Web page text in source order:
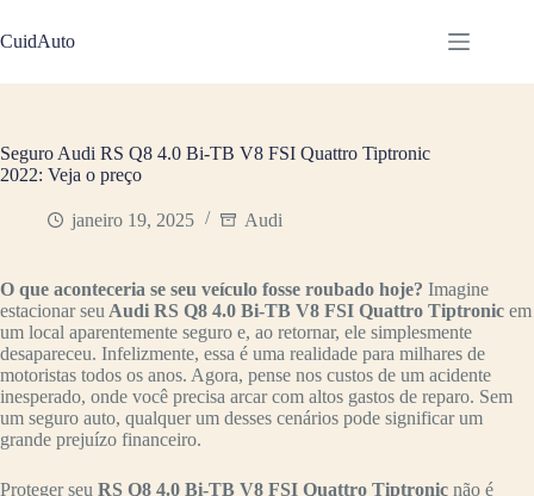
para
o
CuidAuto
Seguro Audi RS Q8 4.0 Bi-TB V8 FSI Quattro Tiptronic
2022: Veja o preço
janeiro 19, 2025 Audi
O que aconteceria se seu veículo fosse roubado hoje? Imagine
estacionar seu Audi RS Q8 4.0 Bi-TB V8 FSI Quattro Tiptronic em
um local aparentemente seguro e, ao retornar, ele simplesmente
desapareceu. Infelizmente, essa é uma realidade para milhares de
motoristas todos os anos. Agora, pense nos custos de um acidente
inesperado, onde você precisa arcar com altos gastos de reparo. Sem
um seguro auto, qualquer um desses cenários pode significar um
grande prejuízo financeiro.
Proteger seu RS Q8 4.0 Bi-TB V8 FSI Quattro Tiptronic não é